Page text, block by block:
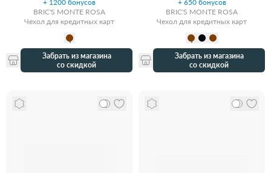
+ 1200 бонусов
BRIC'S MONTE ROSA
Чехол для кредитных карт
Забрать из магазина
со скидкой
+ 650 бонусов
BRIC'S MONTE ROSA
Чехол для кредитных карт
Забрать из магазина
со скидкой